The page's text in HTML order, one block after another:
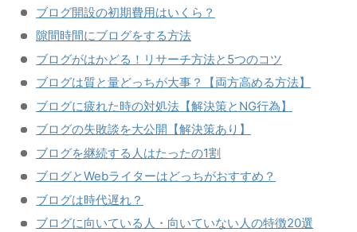
ブログ開設の初期費用はいくら？
隙間時間にブログをする方法
ブログがはかどる！リサーチ方法と5つのコツ
ブログは質と量どっちが大事？【両方高める方法】
ブログに疲れた時の対処法【解決策とNG行為】
ブログの失敗談を大公開【解決策あり】
ブログを継続する人はたったの1割
ブログとWebライターはどっちがおすすめ？
ブログは時代遅れ？
ブログに向いている人・向いていない人の特徴20選